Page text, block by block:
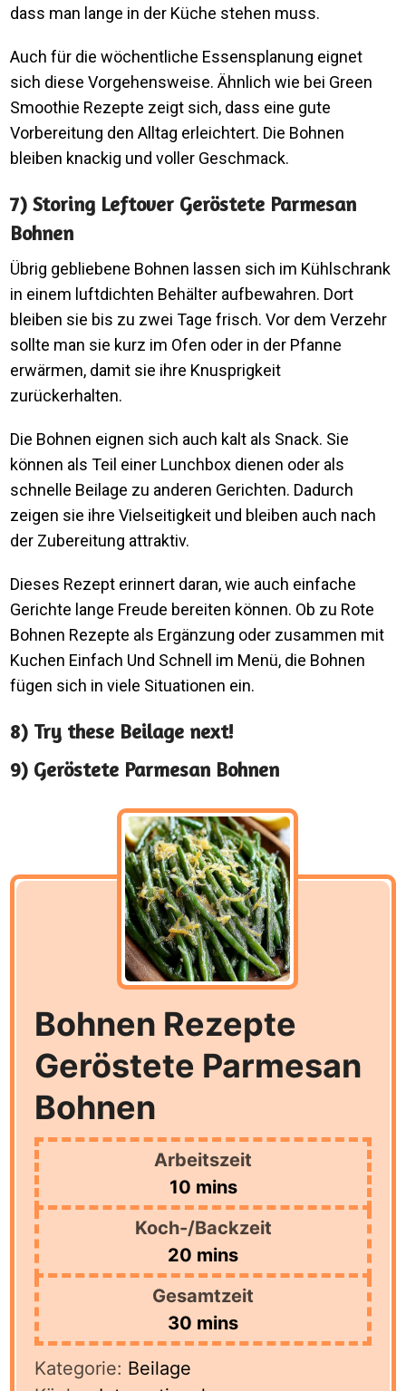
dass man lange in der Küche stehen muss.
Auch für die wöchentliche Essensplanung eignet
sich diese Vorgehensweise. Ähnlich wie bei Green
Smoothie Rezepte zeigt sich, dass eine gute
Vorbereitung den Alltag erleichtert. Die Bohnen
bleiben knackig und voller Geschmack.
7) Storing Leftover Geröstete Parmesan
Bohnen
Übrig gebliebene Bohnen lassen sich im Kühlschrank
in einem luftdichten Behälter aufbewahren. Dort
bleiben sie bis zu zwei Tage frisch. Vor dem Verzehr
sollte man sie kurz im Ofen oder in der Pfanne
erwärmen, damit sie ihre Knusprigkeit
zurückerhalten.
Die Bohnen eignen sich auch kalt als Snack. Sie
können als Teil einer Lunchbox dienen oder als
schnelle Beilage zu anderen Gerichten. Dadurch
zeigen sie ihre Vielseitigkeit und bleiben auch nach
der Zubereitung attraktiv.
Dieses Rezept erinnert daran, wie auch einfache
Gerichte lange Freude bereiten können. Ob zu Rote
Bohnen Rezepte als Ergänzung oder zusammen mit
Kuchen Einfach Und Schnell im Menü, die Bohnen
fügen sich in viele Situationen ein.
8) Try these Beilage next!
9) Geröstete Parmesan Bohnen
Bohnen Rezepte
Geröstete Parmesan
Bohnen
Arbeitszeit
10minutes
mins
Koch-/Backzeit
20 minutes
mins
Gesamtzeit
30 minutes
mins
Kategorie: Beilage